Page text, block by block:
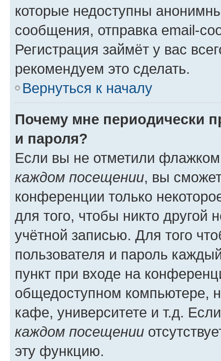
которые недоступны
сообщения, отправка email-
Регистрация займёт у вас
рекомендуем это сделать.
Вернуться к началу
Почему мне периодически
и пароля?
Если вы не отметили
каждом посещении, вы
конференции только
для того, чтобы никто другой
учётной записью. Для того
пользователя и пароль
пункт при входе на
общедоступном компьютере,
кафе, университете и т.д.
каждом посещении
эту функцию.